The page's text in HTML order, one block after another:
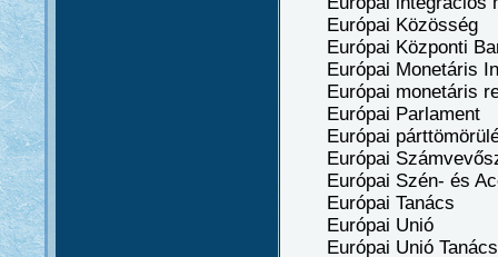
Európai Közösség
Európai Központi
Európai Monetáris
Európai monetáris
Európai Parlament
Európai
Európai
Európai Szén- és
Európai Tanács
Európai Unió
Európai Unió